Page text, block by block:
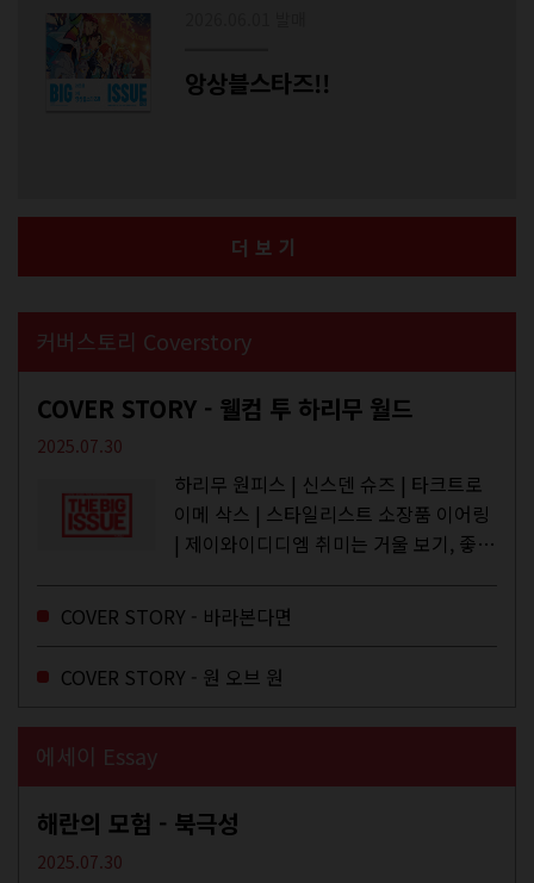
앙상블스타즈!!
더보기
커버스토리 Coverstory
COVER STORY - 웰컴 투 하리무 월드
2025.07.30
하리무 원피스 | 신스덴 슈즈 | 타크트로
이메 삭스 | 스타일리스트 소장품 이어링
| 제이와이디디엠 취미는 거울 보기, 좋아
주와...
COVER STORY - 바라본다면
COVER STORY - 원 오브 원
에세이 Essay
해란의 모험 - 북극성
2025.07.30